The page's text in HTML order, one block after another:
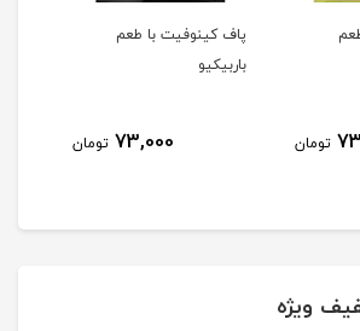
تومان
پاف کینوفیت با طعم
باربیکیو
73,000 تومان
ویژه